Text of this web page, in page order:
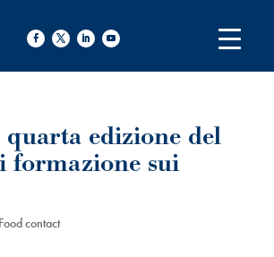
edizione del
formazione sui
Food contact